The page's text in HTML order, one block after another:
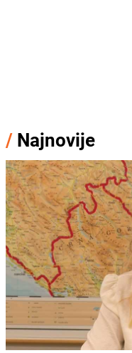
/ Najnovije